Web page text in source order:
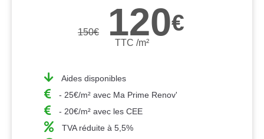
150€ 120€
TTC /m²
Aides disponibles
- 25€/m² avec Ma Prime Renov'
- 20€/m² avec les CEE
TVA réduite à 5,5%